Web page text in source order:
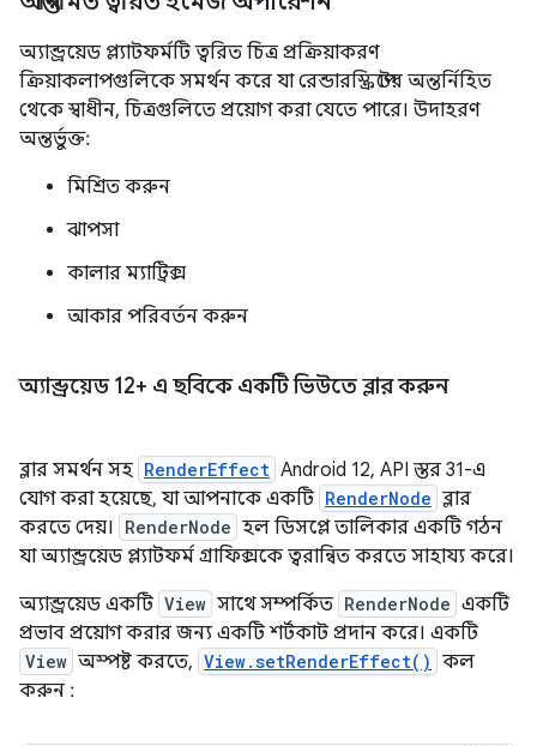
অ্যান্ড্রয়েড প্ল্যাটফর্মটি ত্বরিত চিত্র প্রক্রিয়াকরণ
ক্রিয়াকলাপগুলিকে সমর্থন করে যা রেন্ডারস্ক্রিপ্টের অন্তর্নিহিত
থেকে স্বাধীন, চিত্রগুলিতে প্রয়োগ করা যেতে পারে। উদাহরণ
অন্তর্ভুক্ত:
মিশ্রিত করুন
ঝাপসা
কালার ম্যাট্রিক্স
আকার পরিবর্তন করুন
অ্যান্ড্রয়েড 12+ এ ছবিকে একটি ভিউতে ব্লার করুন
ব্লার সমর্থন সহ RenderEffect Android 12, API স্তর 31-এ
যোগ করা হয়েছে, যা আপনাকে একটি RenderNode ব্লার
করতে দেয়।
RenderNode হল ডিসপ্লে তালিকার একটি গঠন
যা অ্যান্ড্রয়েড প্ল্যাটফর্ম গ্রাফিক্সকে ত্বরান্বিত করতে সাহায্য করে।
অ্যান্ড্রয়েড একটি View সাথে সম্পর্কিত RenderNode একটি
প্রভাব প্রয়োগ করার জন্য একটি শর্টকাট প্রদান করে। একটি
View অস্পষ্ট করতে, View.setRenderEffect() কল
করুন :